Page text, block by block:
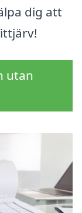
dig att
utan